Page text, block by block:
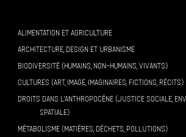
ALIMENTATION ET AGRICULTURE
ARCHITECTURE, DESIGN ET URBANISME
BIODIVERSITÉ (HUMAINS, NON-HUMAINS, VIVANTS)
CULTURES (ART, IMAGE, IMAGINAIRES, FICTIONS, RÉCITS)
DROITS DANS L’ANTHROPOCÈNE (JUSTICE SOCIALE,
SPATIALE)
MÉTABOLISME (MATIÈRES, DÉCHETS, POLLUTIONS)